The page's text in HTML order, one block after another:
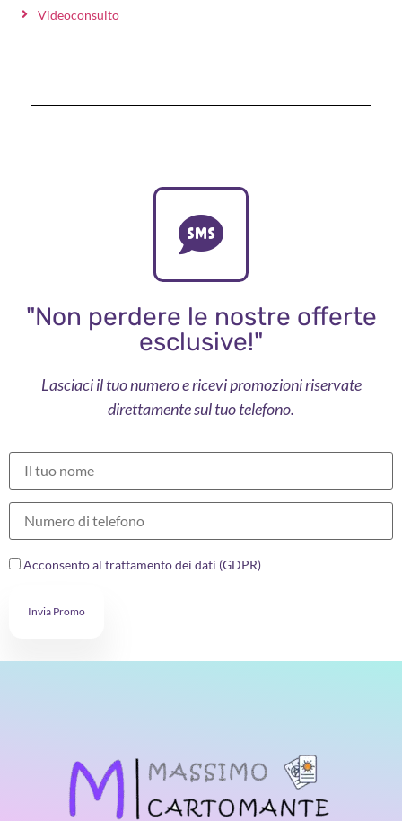
Videoconsulto
"Non perdere le nostre offerte
esclusive!"
Lasciaci il tuo numero e ricevi promozioni riservate
direttamente sul tuo telefono.
Acconsento al trattamento dei dati (GDPR)
Invia Promo